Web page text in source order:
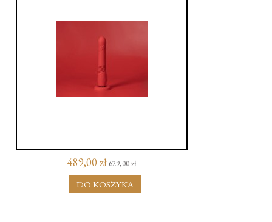
489,00 zł629,00 zł
DO KOSZYKA